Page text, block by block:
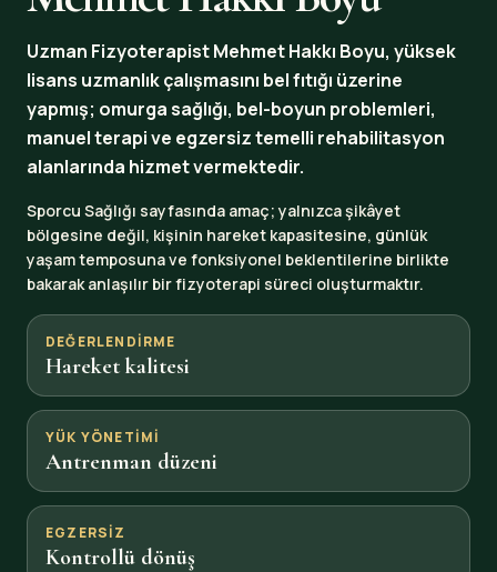
Uzman Fizyoterapist Mehmet Hakkı Boyu, yüksek
lisans uzmanlık çalışmasını bel fıtığı üzerine
yapmış; omurga sağlığı, bel-boyun problemleri,
manuel terapi ve egzersiz temelli rehabilitasyon
alanlarında hizmet vermektedir.
Sporcu Sağlığı sayfasında amaç; yalnızca şikâyet
bölgesine değil, kişinin hareket kapasitesine, günlük
yaşam temposuna ve fonksiyonel beklentilerine birlikte
bakarak anlaşılır bir fizyoterapi süreci oluşturmaktır.
DEĞERLENDIRME
Hareket kalitesi
YÜK YÖNETIMI
Antrenman düzeni
EGZERSIZ
Kontrollü dönüş